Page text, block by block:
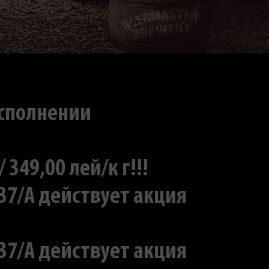
349,00 лей/к г!!!
A действует акция
A действует акция